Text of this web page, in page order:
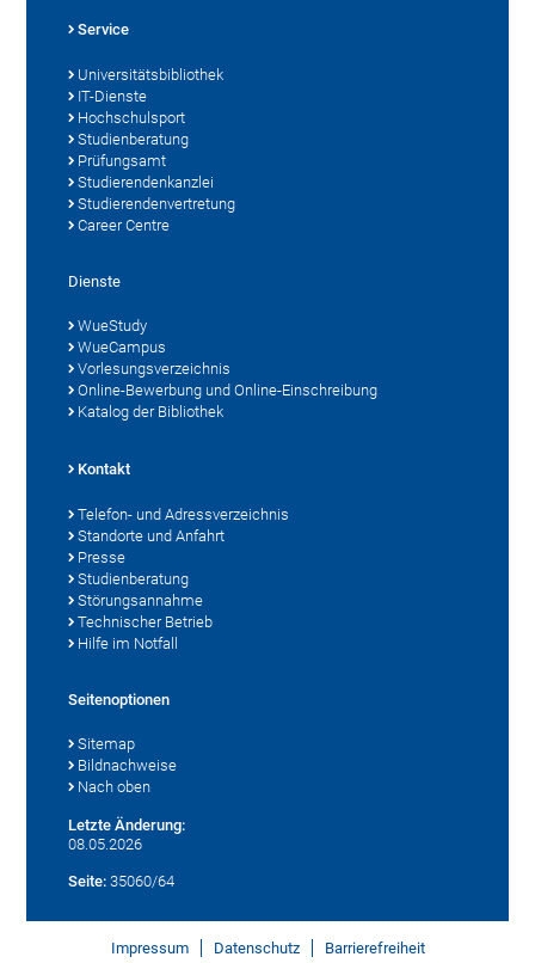
Service
Universitätsbibliothek
IT-Dienste
Hochschulsport
Studienberatung
Prüfungsamt
Studierendenkanzlei
Studierendenvertretung
Career Centre
Dienste
WueStudy
WueCampus
Vorlesungsverzeichnis
Online-Bewerbung und Online-Einschreibung
Katalog der Bibliothek
Kontakt
Telefon- und Adressverzeichnis
Standorte und Anfahrt
Presse
Studienberatung
Störungsannahme
Technischer Betrieb
Hilfe im Notfall
Seitenoptionen
Sitemap
Bildnachweise
Nach oben
Letzte Änderung:
08.05.2026
Seite: 35060/64
Impressum Datenschutz Barrierefreiheit